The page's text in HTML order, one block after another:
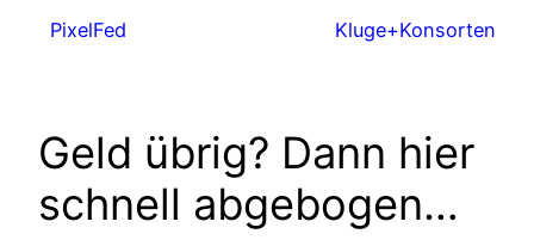
PixelFed Kluge+Konsorten
Geld übrig? Dann hier
schnell abgebogen…